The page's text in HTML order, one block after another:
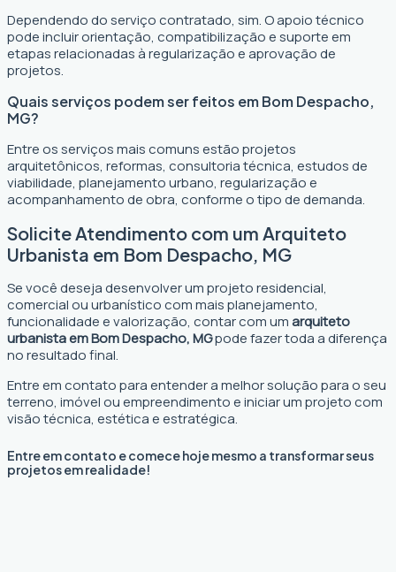
Dependendo do serviço contratado, sim. O apoio técnico
pode incluir orientação, compatibilização e suporte em
etapas relacionadas à regularização e aprovação de
projetos.
Quais serviços podem ser feitos em Bom Despacho,
MG?
Entre os serviços mais comuns estão projetos
arquitetônicos, reformas, consultoria técnica, estudos de
viabilidade, planejamento urbano, regularização e
acompanhamento de obra, conforme o tipo de demanda.
Solicite Atendimento com um Arquiteto
Urbanista em Bom Despacho, MG
Se você deseja desenvolver um projeto residencial,
comercial ou urbanístico com mais planejamento,
funcionalidade e valorização, contar com umarquiteto
urbanista em Bom Despacho, MGpode fazer toda a diferença
no resultado final.
Entre em contato para entender a melhor solução para o seu
terreno, imóvel ou empreendimento e iniciar um projeto com
visão técnica, estética e estratégica.
Entre em contato e comece hoje mesmo a transformar seus
projetos em realidade!